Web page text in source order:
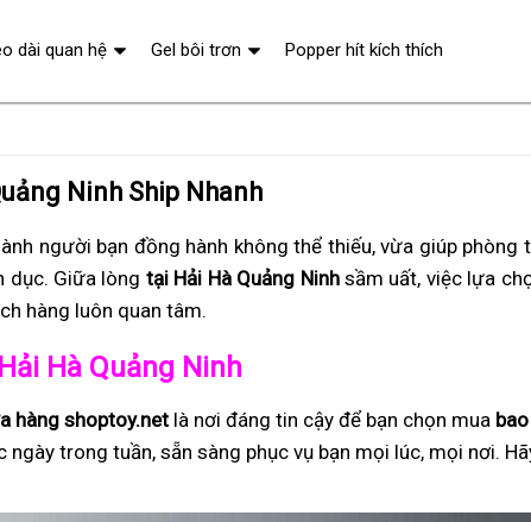
Ninh Ship Nhanh
người bạn đồng hành không thể thiếu, vừa giúp phòng
dục. Giữa lòng tại Hải Hà Quảng Ninhsầm uất, việc lựa
hàng luôn quan tâm.
Hà Quảng Ninh
hàng shoptoy.net là nơi đáng tin cậy để bạn chọn mua
trong tuần, sẵn sàng phục vụ bạn mọi lúc, mọi nơi.
dài quan hệ Gel bôi trơn Popper hít kích thích